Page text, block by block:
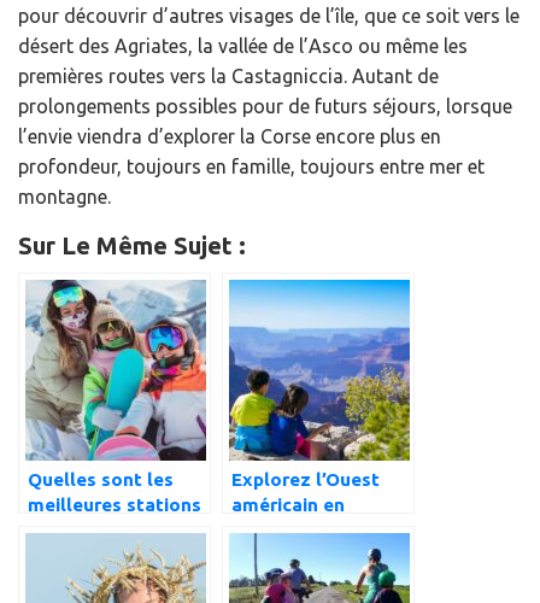
pour découvrir d’autres visages de l’île, que ce soit vers le
désert des Agriates, la vallée de l’Asco ou même les
premières routes vers la Castagniccia. Autant de
prolongements possibles pour de futurs séjours, lorsque
l’envie viendra d’explorer la Corse encore plus en
profondeur, toujours en famille, toujours entre mer et
montagne.
Sur Le Même Sujet :
Quelles sont les
meilleures stations
de ski familiales
des Alpes
françaises ?
Explorez l’Ouest
américain en
famille en 2
semaines